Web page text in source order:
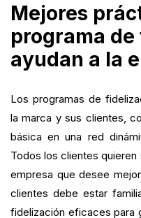
Mejores
programa
ayudan a la
Los programas de
la marca y sus clientes,
básica en una red
Todos los clientes
empresa que desee
clientes debe estar
fidelización eficaces para